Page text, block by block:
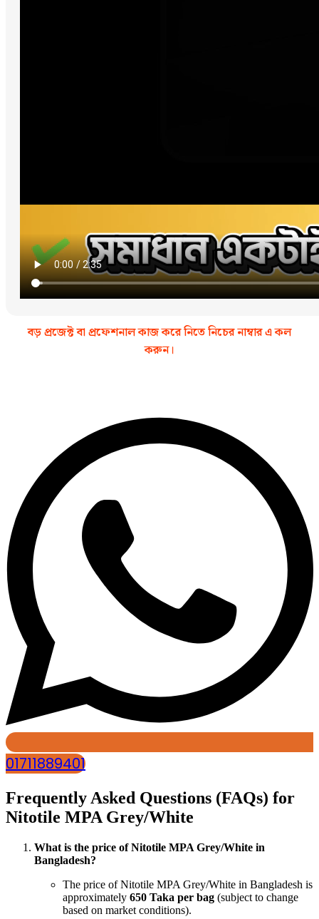
বড় প্রজেক্ট বা প্রফেশনাল কাজ করে নিতে নিচের নাম্বার ‍এ কল
করুন।
01711889401
Frequently Asked Questions (FAQs) for
Nitotile MPA Grey/White
What is the price of Nitotile MPA Grey/White in
Bangladesh?
The price of Nitotile MPA Grey/White in Bangladesh is
approximately 650 Taka per bag (subject to change
based on market conditions).